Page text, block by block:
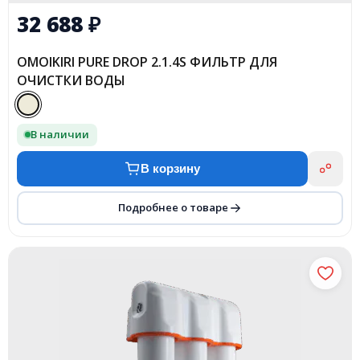
32 688₽
OMOIKIRI PURE DROP 2.1.4S ФИЛЬТР ДЛЯ
ОЧИСТКИ ВОДЫ
В наличии
В корзину
Подробнее о товаре